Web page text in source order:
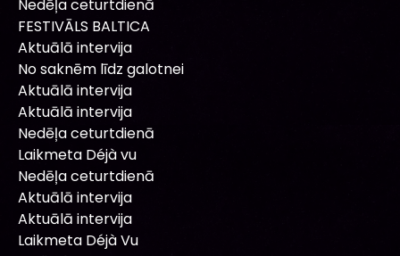
Nedēļa ceturtdienā
FESTIVĀLS BALTICA
Aktuālā intervija
No saknēm līdz galotnei
Aktuālā intervija
Aktuālā intervija
Nedēļa ceturtdienā
Laikmeta Déjà vu
Nedēļa ceturtdienā
Aktuālā intervija
Aktuālā intervija
Laikmeta Déjà Vu